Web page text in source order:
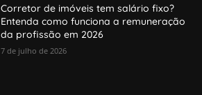
Corretor de imóveis tem salário fixo?
Entenda como funciona a remuneração
da profissão em 2026
7 de julho de 2026